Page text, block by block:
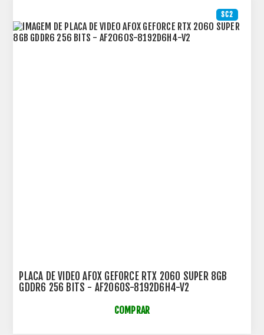
SC2
PLACA DE VIDEO AFOX GEFORCE RTX 2060 SUPER 8GB
GDDR6 256 BITS - AF2060S-8192D6H4-V2
COMPRAR